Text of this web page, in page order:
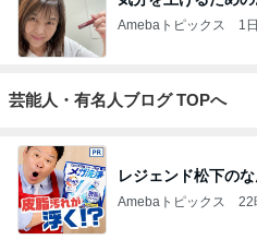
Amebaトピックス 1
芸能人・有名人ブログ TOPへ
レジェンド松下の
Amebaトピックス 22